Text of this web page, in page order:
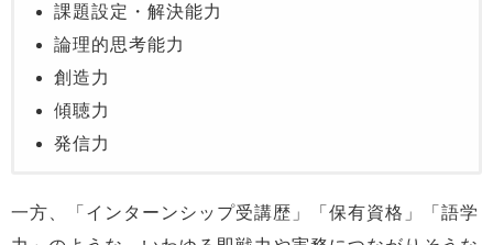
課題設定・解決能力
論理的思考能力
創造力
傾聴力
発信力
一方、「インターンシップ受講歴」「保有資格」「語学